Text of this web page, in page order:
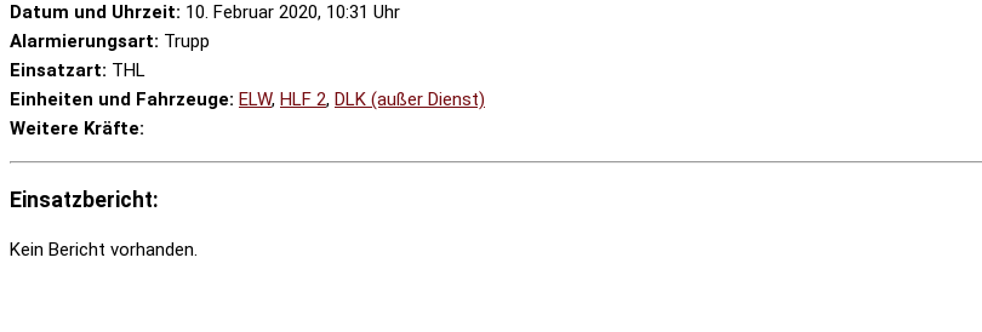
Datum und Uhrzeit: 10. Februar 2020, 10:31 Uhr
Alarmierungsart: Trupp
Einsatzart: THL
Einheiten und Fahrzeuge: ELW, HLF 2, DLK (außer Dienst)
Weitere Kräfte:
Einsatzbericht:
Kein Bericht vorhanden.